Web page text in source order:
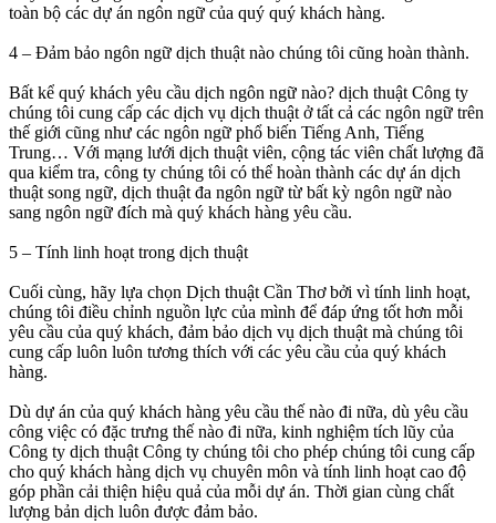
toàn bộ các dự án ngôn ngữ của quý quý khách hàng.
4 – Đảm bảo ngôn ngữ dịch thuật nào chúng tôi cũng hoàn thành.
Bất kể quý khách yêu cầu dịch ngôn ngữ nào? dịch thuật Công ty
chúng tôi cung cấp các dịch vụ dịch thuật ở tất cả các ngôn ngữ trên
thế giới cũng như các ngôn ngữ phổ biến Tiếng Anh, Tiếng
Trung… Với mạng lưới dịch thuật viên, cộng tác viên chất lượng đã
qua kiểm tra, công ty chúng tôi có thể hoàn thành các dự án dịch
thuật song ngữ, dịch thuật đa ngôn ngữ từ bất kỳ ngôn ngữ nào
sang ngôn ngữ đích mà quý khách hàng yêu cầu.
5 – Tính linh hoạt trong dịch thuật
Cuối cùng, hãy lựa chọn Dịch thuật Cần Thơ bởi vì tính linh hoạt,
chúng tôi điều chỉnh nguồn lực của mình để đáp ứng tốt hơn mỗi
yêu cầu của quý khách, đảm bảo dịch vụ dịch thuật mà chúng tôi
cung cấp luôn luôn tương thích với các yêu cầu của quý khách
hàng.
Dù dự án của quý khách hàng yêu cầu thế nào đi nữa, dù yêu cầu
công việc có đặc trưng thế nào đi nữa, kinh nghiệm tích lũy của
Công ty dịch thuật Công ty chúng tôi cho phép chúng tôi cung cấp
cho quý khách hàng dịch vụ chuyên môn và tính linh hoạt cao độ
góp phần cải thiện hiệu quả của mỗi dự án. Thời gian cùng chất
lượng bản dịch luôn được đảm bảo.